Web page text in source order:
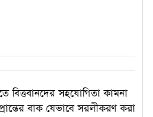
বিত্তবানদের সহযোগিতা কামনা
বাক যেভাবে সরলীকরণ করা